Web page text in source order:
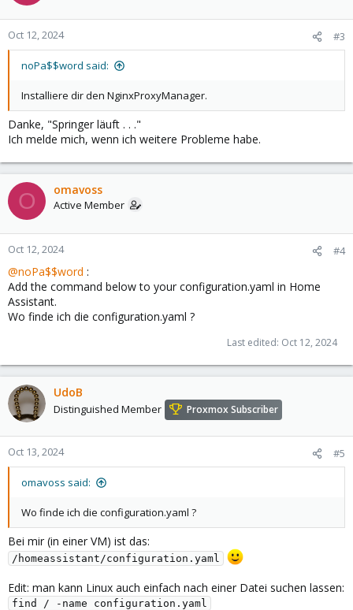
o
n
Oct 12, 2024 #3
noPa$$word said:
Installiere dir den NginxProxyManager.
Danke, "Springer läuft . . ."
Ich melde mich, wenn ich weitere Probleme habe.
O omavoss
Active Member
Oct 12, 2024 #4
@noPa$$word :
Add the command below to your configuration.yaml in Home
Assistant.
Wo finde ich die configuration.yaml ?
Last edited: Oct 12, 2024
UdoB
Distinguished Member Proxmox Subscriber
Oct 13, 2024 #5
omavoss said:
Wo finde ich die configuration.yaml ?
Bei mir (in einer VM) ist das:
/homeassistant/configuration.yaml
Edit: man kann Linux auch einfach nach einer Datei suchen lassen:
find / -name configuration.yaml